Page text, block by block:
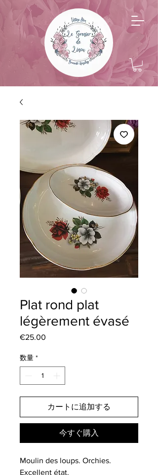
Plat rond plat
légèrement évasé
€25.00
数量 *
カートに追加する
今すぐ購入
Moulin des loups. Orchies.
Excellent état.